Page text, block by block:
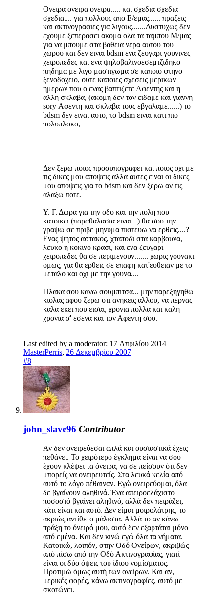
Ονειρα ονειρα ονειρα..... και σχεδια σχεδια
σχεδια.... για πολλους απο Ε/εμας...... πραξεις
και ακτινογραφιες για λιγους.......Δυστυχως δεν
εχουμε ξεπερασει ακομα ολα τα ταμπου Μ/μας
για να μπουμε στα βαθεια νερα αυτου του
χωρου και δεν ειναι bdsm ενα ζευγαρι γουνινες
χειροπεδες και ενα ψηλοβαλινοεσεμτζιδηκο
πηδημα με λιγο μαστιγωμα σε καποιο φτηνο
ξενοδοχειο, ουτε καποιες σχεσεις μερικων
ημερων που ο ενας βαπτιζετε Αφεντης και η
αλλη σκλαβα, (ακομη δεν τον ειδαμε και γιαννη
sory Αφεντη και σκλαβα τους εβγαλαμε......) το
bdsm δεν ειναι αυτο, το bdsm ειναι κατι πιο
πολυπλοκο,
Δεν ξερω ποιος προσυπογραφει και ποιος οχι με
τις δικες μου αποψεις αλλα αυτες ειναι οι δικες
μου αποψεις για το bdsm και δεν ξερω αν τις
αλαξω ποτε.
Υ. Γ. Δωρα για την οδο και την πολη που
κατοικω (παραθαλασια ειναι...) θα σου την
γραψω σε πριβε μηνυμα πιστευω να ερθεις....?
Ενας ψητος αστακος, χταποδι στα καρβουνα,
λευκο η κοκινο κρασι, και ενα ζευγαρι
χειροπεδες θα σε περιμενουν....... χωρις γουνακι
ομως, για θα ερθεις σε επαφη κατ'ευθειαν με το
μεταλο και οχι με την γουνα....
Πλακα σου κανω σουμπιτσα... μην παρεξηγηθω
κιολας αφου ξερω οτι ανηκεις αλλου, να περνας
καλα εκει που εισαι, χρονια πολλα και καλη
χρονια σ' εσενα και τον Αφεντη σου.
Last edited by a moderator: 17 Απριλίου 2014
MasterPerris, 26 Δεκεμβρίου 2007
#8
john_slave96 Contributor
Αν δεν ονειρεύεσαι απλά και ουσιαστικά έχεις
πεθάνει. Το χειρότερο έγκλημα είναι να σου
έχουν κλέψει τα όνειρα, να σε πείσουν ότι δεν
μπορείς να ονειρευτείς. Στα λευκά κελία από
αυτό το λόγο πέθαιναν. Εγώ ονειρεύομαι, όλα
δε βγαίνουν αληθινά. Ένα απειροελάχιστο
ποσοστό βγαίνει αληθινό, αλλά δεν πειράζει,
κάτι είναι και αυτό. Δεν είμαι μοιρολάτρης, το
ακριώς αντίθετο μάλιστα. Αλλά το αν κάνω
πράξη το όνειρό μου, αυτό δεν εξαρτάται μόνο
από εμένα. Και δεν κινώ εγώ όλα τα νήματα.
Κατοικώ, λοιπόν, στην Οδό Ονείρων, ακριβώς
από πίσω από την Οδό Ακτινογραφίας, γιατί
είναι οι δύο όψεις του ίδιου νομίσματος.
Προτιμώ όμως αυτή των ονείρων. Και αν,
μερικές φορές, κάνω ακτινογραφίες, αυτό με
σκοτώνει.